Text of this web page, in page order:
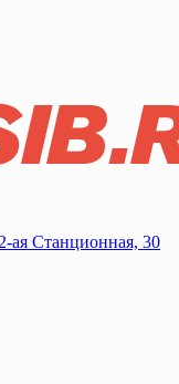
ая Станционная, 30